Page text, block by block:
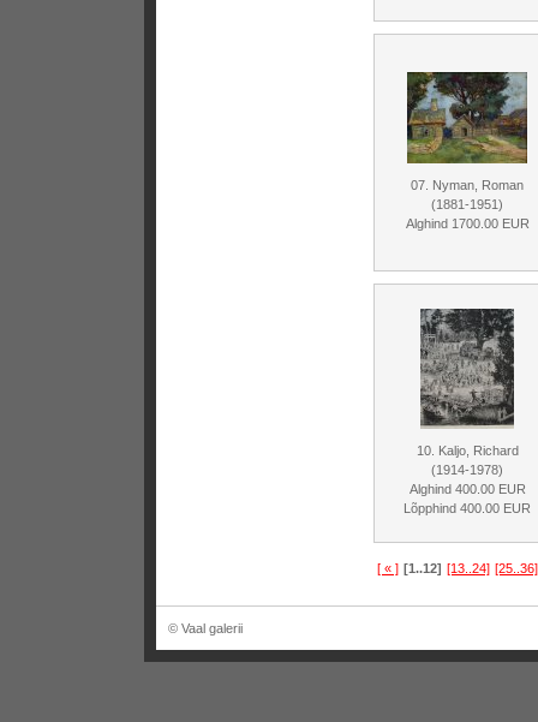
07. Nyman, Roman
(1881-1951)
Alghind 1700.00 EUR
10. Kaljo, Richard
(1914-1978)
Alghind 400.00 EUR
Lõpphind 400.00 EUR
[ « ] [1..12] [13..24] [25..36]
© Vaal galerii